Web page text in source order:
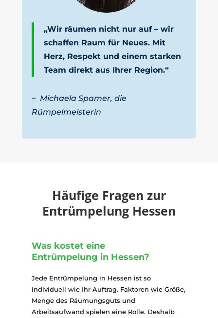
„Wir räumen nicht nur auf – wir
schaffen Raum für Neues. Mit
Herz, Respekt und einem starken
Team direkt aus Ihrer Region.“
− Michaela Spamer, die
Rümpelmeisterin
Häufige Fragen zur
Entrümpelung Hessen
Was kostet eine
Entrümpelung in Hessen?
Jede Entrümpelung in Hessen ist so
individuell wie Ihr Auftrag. Faktoren wie Größe,
Menge des Räumungsguts und
Arbeitsaufwand spielen eine Rolle. Deshalb